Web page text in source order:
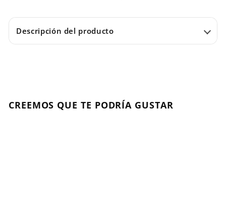
Descripción del producto
CREEMOS QUE TE PODRÍA GUSTAR